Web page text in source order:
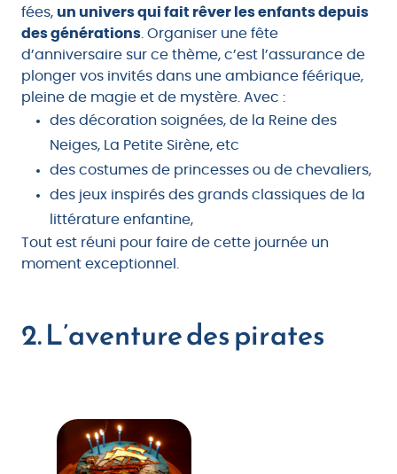
fées, un univers qui fait rêver les enfants depuis
des générations . Organiser une fête
d’anniversaire sur ce thème, c’est l’assurance de
plonger vos invités dans une ambiance féérique,
pleine de magie et de mystère. Avec :
des décoration soignées, de la Reine des
Neiges, La Petite Sirène, etc
des costumes de princesses ou de chevaliers,
des jeux inspirés des grands classiques de la
littérature enfantine,
Tout est réuni pour faire de cette journée un
moment exceptionnel.
2. L’aventure des pirates